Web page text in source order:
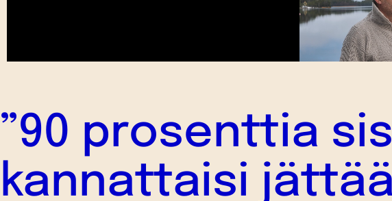
”90 prosenttia
kannattaisi